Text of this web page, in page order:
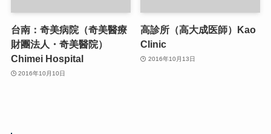
台南：奇美病院（奇美醫療
財團法人・奇美醫院）
Chimei Hospital
2016年10月10日
高診所（高大成医師）Kao
Clinic
2016年10月13日